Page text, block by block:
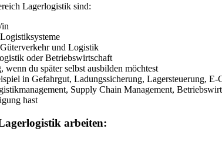
Lagerlogistik sind:
in
und Logistik
oder Betriebswirtschaft
du später selbst ausbilden möchtest
in Gefahrgut, Ladungssicherung, Lagersteuerung,
Supply Chain Management,
hast
arbeiten: